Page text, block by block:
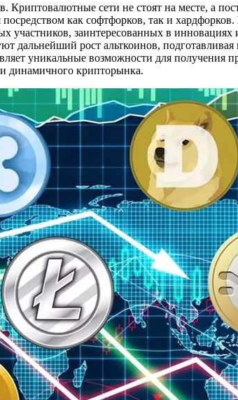
Криптовалютные сети не стоят на месте, а
как софтфорков, так и
участников, заинтересованных в
рост альткоинов, подготавливая
уникальные возможности для получения
динамичного крипторынка.